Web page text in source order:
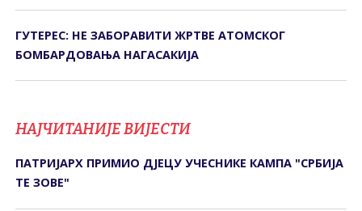
ГУТЕРЕС: НЕ ЗАБОРАВИТИ ЖРТВЕ АТОМСКОГ
БОМБАРДОВАЊА НАГАСАКИЈА
НАЈЧИТАНИЈЕ ВИЈЕСТИ
ПАТРИЈАРХ ПРИМИО ДЈЕЦУ УЧЕСНИКЕ КАМПА "СРБИЈА
ТЕ ЗОВЕ"